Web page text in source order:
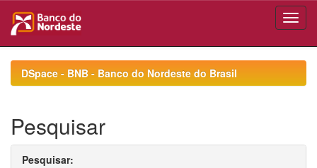
navigationDSpace - BNB - Banco do Nordeste do Brasil
Pesquisar
Pesquisar: